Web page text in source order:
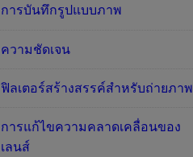
การบันทึกรูปแบบภาพ
ความชัดเจน
ฟิลเตอร์สร้างสรรค์สำหรับถ่ายภาพ
การแก้ไขความคลาดเคลื่อนของ
เลนส์